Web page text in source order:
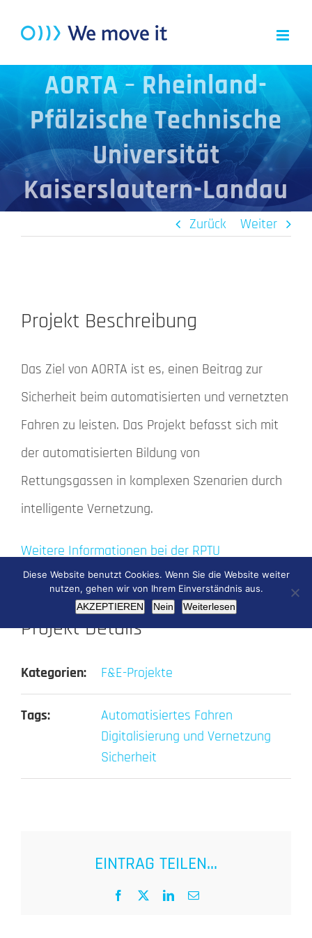
Inhalt
springenAORTA – Rheinland-
Pfälzische Technische
Universität
Kaiserslautern-Landau
Zurück Weiter
Projekt Beschreibung
Das Ziel von AORTA ist es, einen Beitrag zur
Sicherheit beim automatisierten und vernetzten
Fahren zu leisten. Das Projekt befasst sich mit
der automatisierten Bildung von
Rettungsgassen in komplexen Szenarien durch
intelligente Vernetzung.
Weitere Informationen bei der RPTU
Projekt Details
Kategorien: F&E-Projekte
Tags:
Automatisiertes Fahren
Digitalisierung und Vernetzung
Sicherheit
EINTRAG TEILEN...
Facebook LinkedIn
E-
Diese Website benutzt Cookies. Wenn Sie die Website weiter
nutzen, gehen wir von Ihrem Einverständnis aus.
AKZEPTIEREN
Nein Weiterlesen